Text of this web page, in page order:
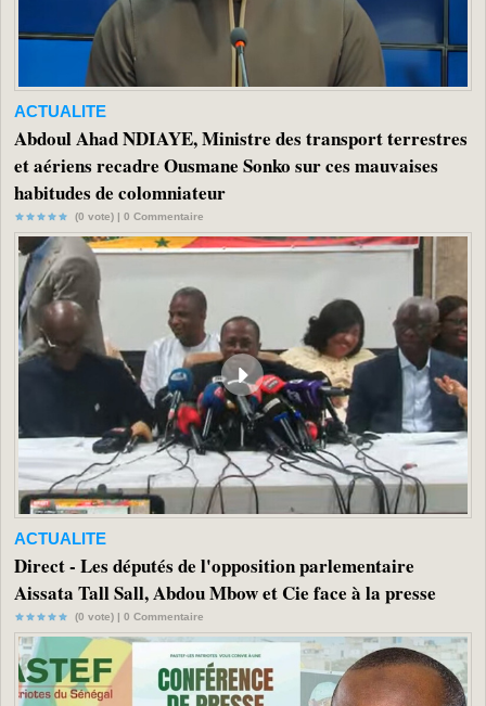
ACTUALITE
Abdoul Ahad NDIAYE, Ministre des transport terrestres
et aériens recadre Ousmane Sonko sur ces mauvaises
habitudes de colomniateur
(0 vote) | 0 Commentaire
ACTUALITE
Direct - Les députés de l'opposition parlementaire
Aissata Tall Sall, Abdou Mbow et Cie face à la presse
(0 vote) | 0 Commentaire